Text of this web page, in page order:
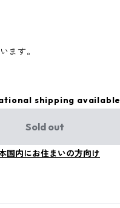
ます。
shipping available
Sold out
国内にお住まいの方向け